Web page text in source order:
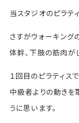
当スタジオのピラテ
さすがウォーキング
体幹、下肢の筋肉が
１回目のピラティスで
中級者よりの動きを
うに思います。